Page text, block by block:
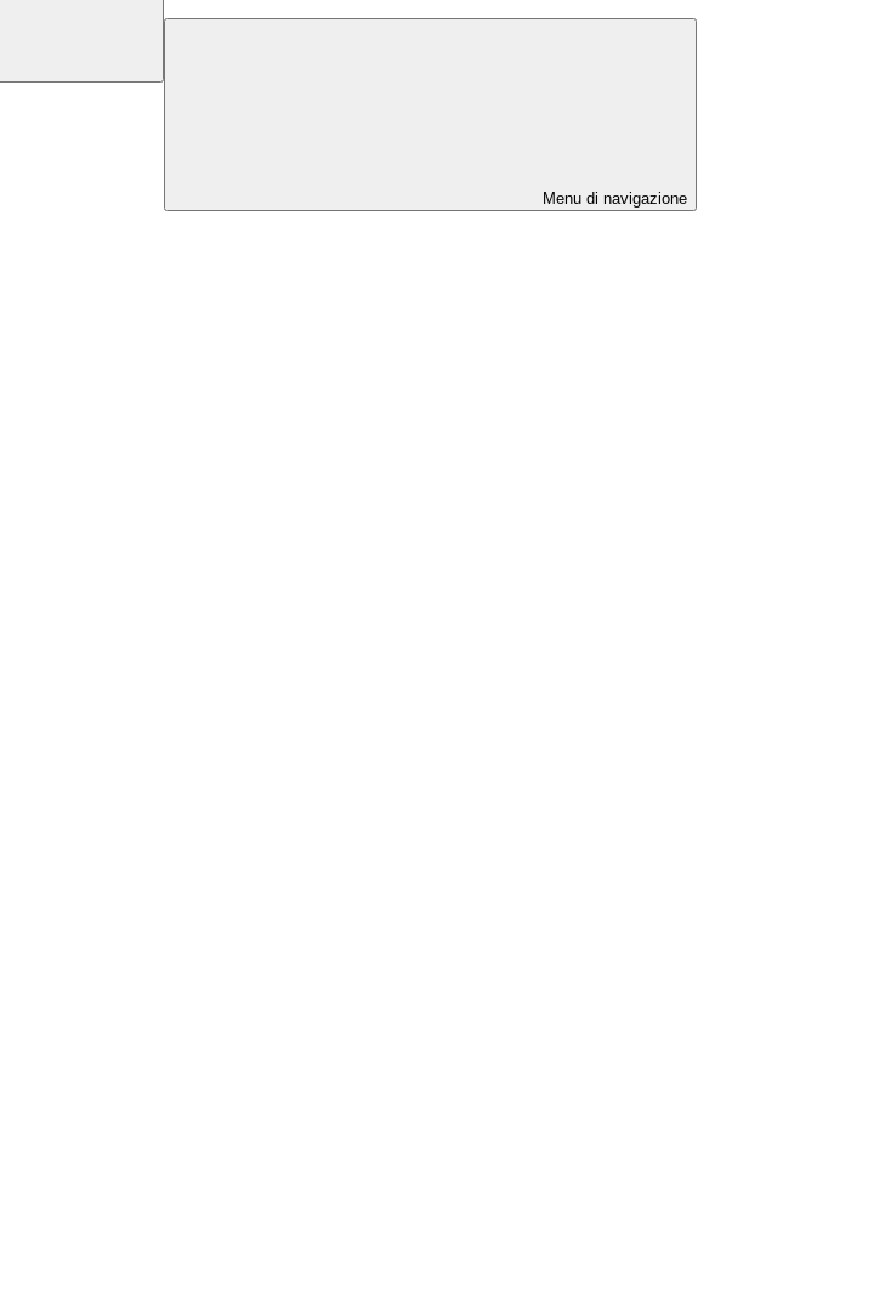
Menu di navigazione